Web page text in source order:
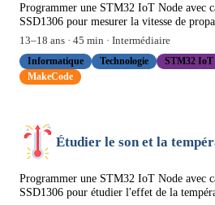
Programmer une STM32 IoT Node avec
SSD1306 pour mesurer la vitesse de
13–18 ans · 45 min · Intermédiaire
Informatique
Technologie STM32 IoT
MakeCode
Étudier le son et la
Programmer une STM32 IoT Node avec
SSD1306 pour étudier l'effet de la